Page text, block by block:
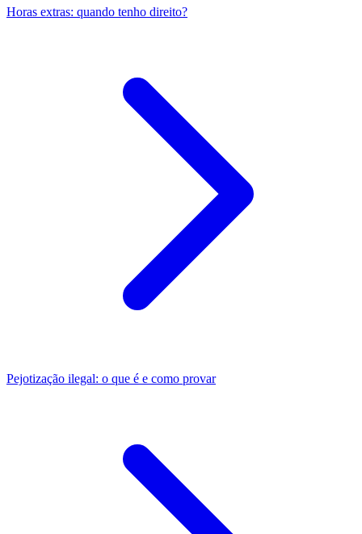
Horas extras: quando tenho direito?
Pejotização ilegal: o que é e como provar